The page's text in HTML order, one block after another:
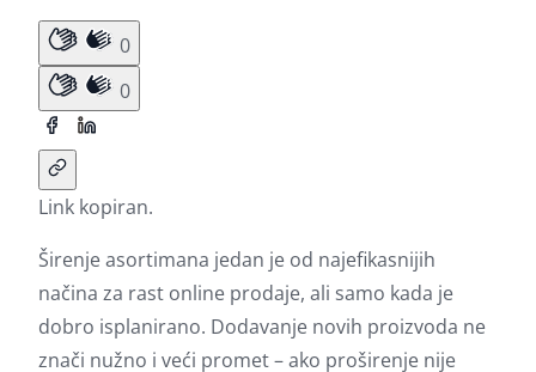
0
0
Link kopiran.
Širenje asortimana jedan je od najefikasnijih
načina za rast online prodaje, ali samo kada je
dobro isplanirano. Dodavanje novih proizvoda ne
znači nužno i veći promet – ako proširenje nije